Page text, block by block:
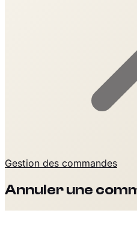
Gestion des commandes
Annuler une